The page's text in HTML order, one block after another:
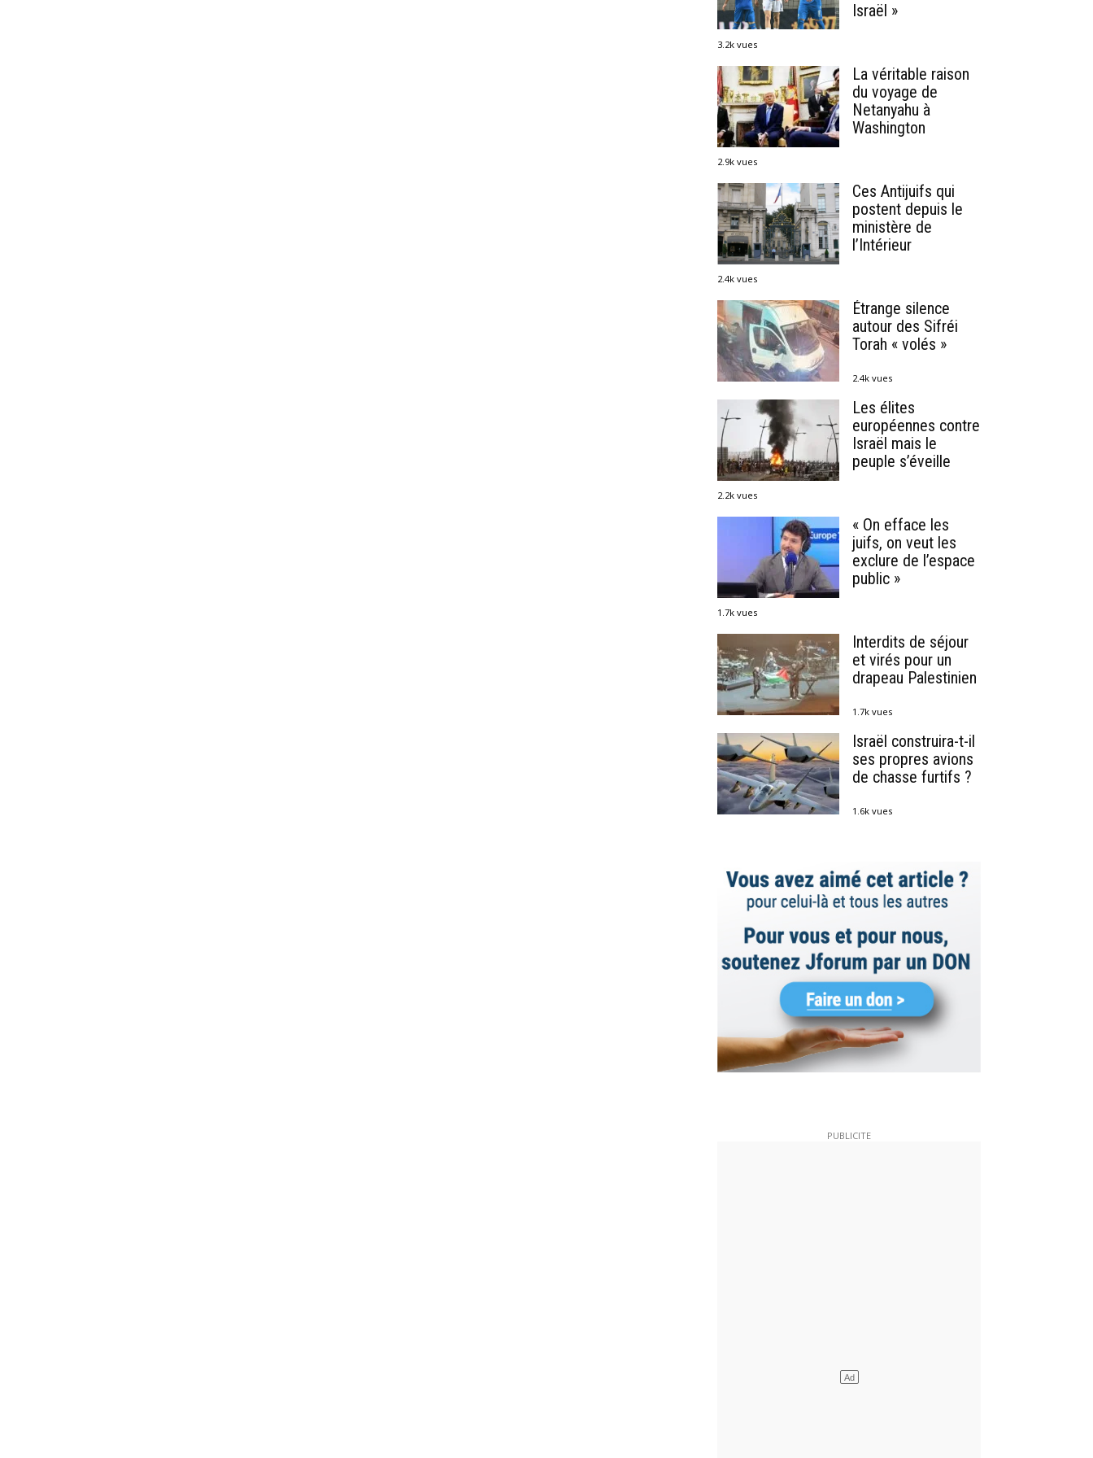
Israël »
3.2k vues
La véritable raison
du voyage de
Netanyahu à
Washington
2.9k vues
Ces Antijuifs qui
postent depuis le
ministère de
l’Intérieur
2.4k vues
Étrange silence
autour des Sifréi
Torah « volés »
2.4k vues
Les élites
européennes contre
Israël mais le
peuple s’éveille
2.2k vues
« On efface les
juifs, on veut les
exclure de l’espace
public »
1.7k vues
Interdits de séjour
et virés pour un
drapeau Palestinien
1.7k vues
Israël construira-t-il
ses propres avions
de chasse furtifs ?
1.6k vues